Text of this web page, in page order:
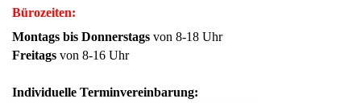
Bürozeiten:
Montags bis Donnerstags von 8-18 Uhr
Freitags von 8-16 Uhr
Individuelle Terminvereinbarung: